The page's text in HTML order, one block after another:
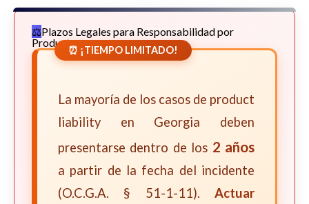
Plazos Legales para Responsabilidad por
Productos
⏰ ¡TIEMPO LIMITADO!
La mayoría de los casos de product
liability en Georgia deben
presentarse dentro de los 2 años
a partir de la fecha del incidente
(O.C.G.A. § 51-1-11). Actuar